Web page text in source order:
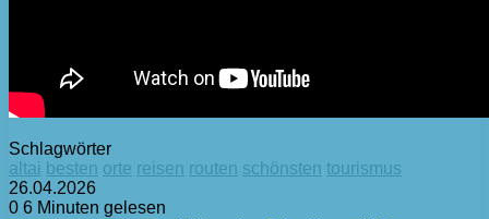
Schlagwörter
altai besten orte reisen routen schönsten tourismus
26.04.2026
0 6 Minuten gelesen